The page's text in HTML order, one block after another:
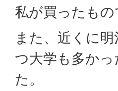
私が買ったも
また、近くに
つ大学も多か
た。